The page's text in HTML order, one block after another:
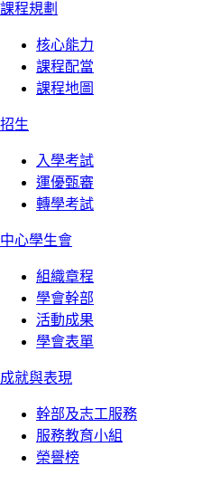
課程規劃
核心能力
課程配當
課程地圖
招生
入學考試
運優甄審
轉學考試
中心學生會
組織章程
學會幹部
活動成果
學會表單
成就與表現
幹部及志工服務
服務教育小組
榮譽榜